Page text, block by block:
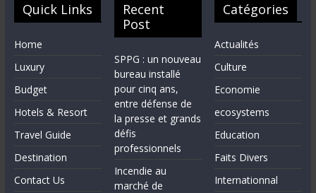
Quick Links
Home
Luxury
Budget
Hotels & Resort
Travel Guide
Destination
Contact Us
Recent
Post
SPPG : un nouveau
bureau installé
pour cinq ans,
entre défense de
la presse et grands
défis
professionnels
Incendie au
marché de
Catégories
Actualités
Culture
Economie
ecosystems
Education
Faits Divers
Internationnal